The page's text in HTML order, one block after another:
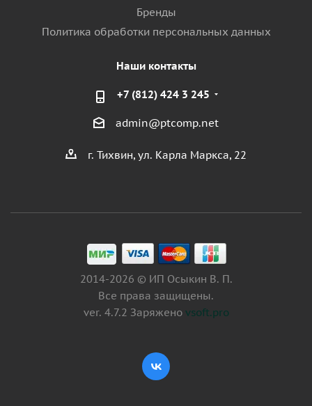
Бренды
Политика обработки персональных данных
Наши контакты
+7 (812) 424 3 245
admin@ptcomp.net
г. Тихвин, ул. Карла Маркса, 22
2014-2026 © ИП Осыкин В. П.
Все права защищены.
ver. 4.7.2 Заряжено vsoft.pro